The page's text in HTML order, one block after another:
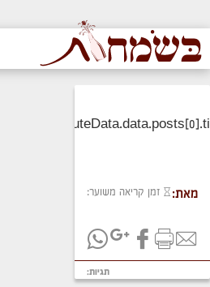
מאת: זמן קריאה משוער:
תגיות: